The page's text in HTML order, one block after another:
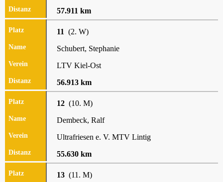
57.911 km
11 (2. W)
Schubert, Stephanie
LTV Kiel-Ost
56.913 km
12 (10. M)
Dembeck, Ralf
Ultrafriesen e. V. MTV Lintig
55.630 km
13 (11. M)